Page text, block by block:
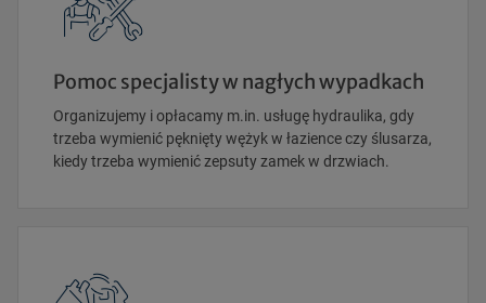
Pomoc specjalisty w nagłych wypadkach
Organizujemy i opłacamy m.in. usługę hydraulika, gdy
trzeba wymienić pęknięty wężyk w łazience czy ślusarza,
kiedy trzeba wymienić zepsuty zamek w drzwiach.